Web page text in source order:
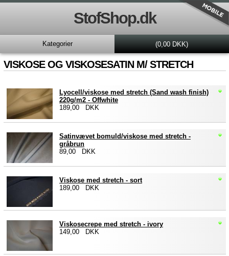
StofShop.dk
Kategorier (0,00 DKK)
VISKOSE OG VISKOSESATIN M/ STRETCH
Lyocell/viskose med stretch (Sand wash finish)
220g/m2 - Offwhite
189,00 DKK
Satinvævet bomuld/viskose med stretch -
gråbrun
89,00 DKK
Viskose med stretch - sort
189,00 DKK
Viskosecrepe med stretch - ivory
149,00 DKK